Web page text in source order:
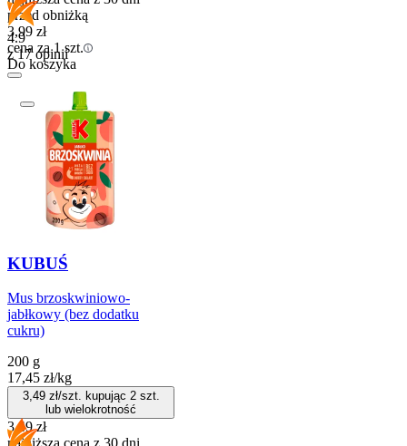
przed obniżką
3,99 zł
cena za 1 szt.
Do koszyka
4.9
z 17 opinii
KUBUŚ
Mus brzoskwiniowo-
jabłkowy (bez dodatku
cukru)
200 g
17,45 zł/kg
3,49zł/szt. kupując 2szt.
lub wielokrotność
3,49 zł